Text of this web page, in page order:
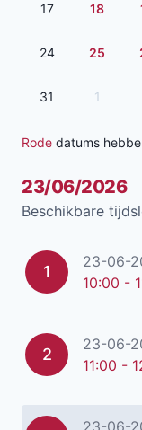
17 18
24 25
31 1
Rode datums
23/06/2026
Beschikbare
1
23-06-
10:00 -
2
23-06-
11:00 -
23-06-